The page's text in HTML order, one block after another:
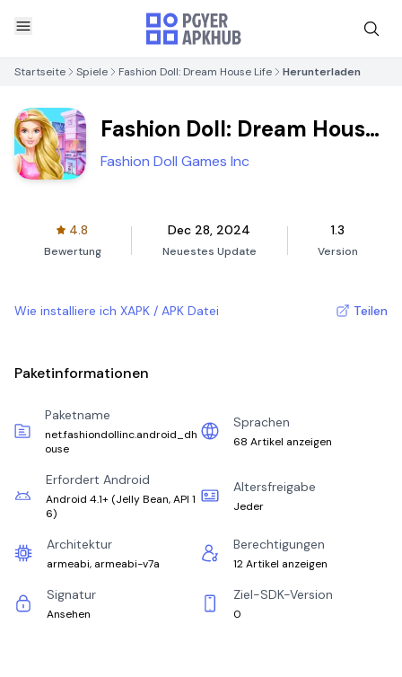
Startseite Spiele Fashion Doll: Dream House Life Herunterladen
Fashion Doll: Dream House
Life
Fashion Doll Games Inc
4.8
Bewertung
Dec 28, 2024
Neuestes Update
1.3
Version
Wie installiere ich XAPK / APK Datei Teilen
Paketinformationen
Paketname
net.fashiondollinc.android_dh
ouse
Sprachen
68 Artikel anzeigen
Erfordert Android
Android 4.1+ (Jelly Bean, API 1
6)
Altersfreigabe
Jeder
Architektur
armeabi, armeabi-v7a
Berechtigungen
12 Artikel anzeigen
Signatur
Ansehen
Ziel-SDK-Version
0